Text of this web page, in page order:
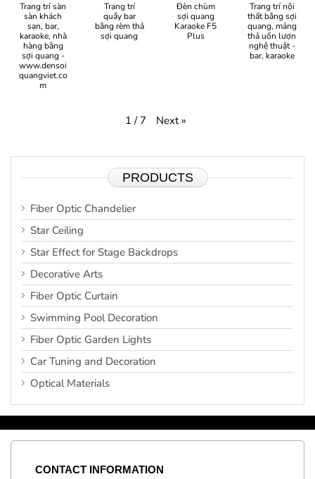
Trang trí sàn
sàn khách
sạn, bar,
karaoke, nhà
hàng bằng
sợi quang -
www.densoi
quangviet.co
m
Trang trí
quầy bar
bằng rèm thả
sợi quang
Đèn chùm
sợi quang
Karaoke F5
Plus
Trang trí nội
thất bằng sợi
quang, mảng
thả uốn lượn
nghệ thuật -
bar, karaoke
1 / 7 Next »
PRODUCTS
Fiber Optic Chandelier
Star Ceiling
Star Effect for Stage Backdrops
Decorative Arts
Fiber Optic Curtain
Swimming Pool Decoration
Fiber Optic Garden Lights
Car Tuning and Decoration
Optical Materials
CONTACT INFORMATION